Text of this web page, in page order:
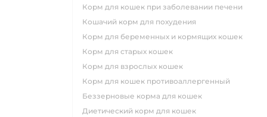
корм для кошек при заболевании печени
кошачий корм для похудения
корм для беременных и кормящих кошек
корм для старых кошек
корм для взрослых кошек
корм для кошек противоаллергенный
беззерновые корма для кошек
диетический корм для кошек